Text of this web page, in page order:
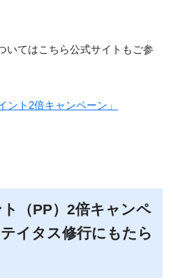
いてはこちら公式サイトもご参
ト2倍キャンペーン」
（PP）2倍キャンペ
イタス修行にもたら